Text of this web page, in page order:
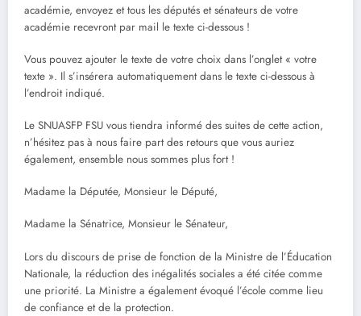
académie, envoyez et tous les députés et sénateurs de votre
académie recevront par mail le texte ci-dessous !
Vous pouvez ajouter le texte de votre choix dans l’onglet « votre
texte ». Il s’insérera automatiquement dans le texte ci-dessous à
l’endroit indiqué.
Le SNUASFP FSU vous tiendra informé des suites de cette action,
n’hésitez pas à nous faire part des retours que vous auriez
également, ensemble nous sommes plus fort !
Madame la Députée, Monsieur le Député,
Madame la Sénatrice, Monsieur le Sénateur,
Lors du discours de prise de fonction de la Ministre de l’Éducation
Nationale, la réduction des inégalités sociales a été citée comme
une priorité. La Ministre a également évoqué l’école comme lieu
de confiance et de la protection.